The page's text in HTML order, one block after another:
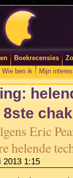
Boekrecensies
Wie ben ik Mijn
Eric
helende
2013 1:15